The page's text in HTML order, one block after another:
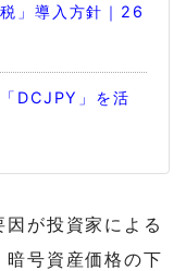
」導入方針｜26
DCJPY」を活
が投資家による
号資産価格の下